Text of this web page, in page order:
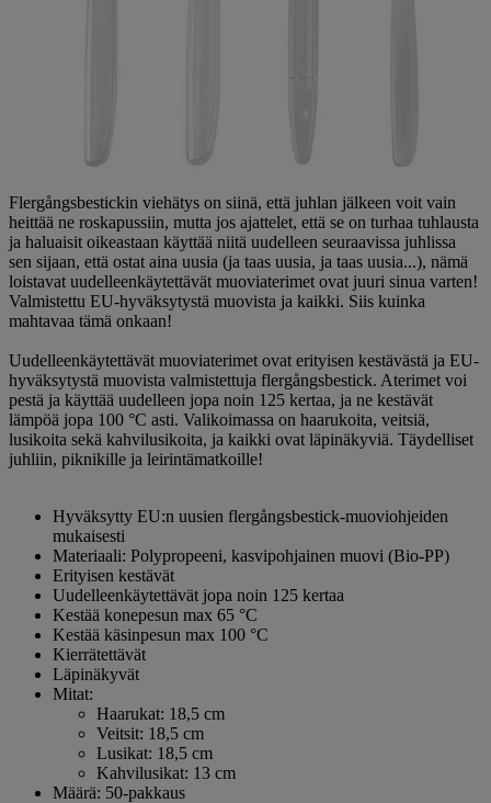
Flergångsbestickin viehätys on siinä, että juhlan jälkeen voit vain
heittää ne roskapussiin, mutta jos ajattelet, että se on turhaa tuhlausta
ja haluaisit oikeastaan käyttää niitä uudelleen seuraavissa juhlissa
sen sijaan, että ostat aina uusia (ja taas uusia, ja taas uusia...), nämä
loistavat uudelleenkäytettävät muoviaterimet ovat juuri sinua varten!
Valmistettu EU-hyväksytystä muovista ja kaikki. Siis kuinka
mahtavaa tämä onkaan!
Uudelleenkäytettävät muoviaterimet ovat erityisen kestävästä ja EU-
hyväksytystä muovista valmistettuja flergångsbestick. Aterimet voi
pestä ja käyttää uudelleen jopa noin 125 kertaa, ja ne kestävät
lämpöä jopa 100 °C asti. Valikoimassa on haarukoita, veitsiä,
lusikoita sekä kahvilusikoita, ja kaikki ovat läpinäkyviä. Täydelliset
juhliin, piknikille ja leirintämatkoille!
Hyväksytty EU:n uusien flergångsbestick-muoviohjeiden
mukaisesti
Materiaali: Polypropeeni, kasvipohjainen muovi (Bio-PP)
Erityisen kestävät
Uudelleenkäytettävät jopa noin 125 kertaa
Kestää konepesun max 65 °C
Kestää käsinpesun max 100 °C
Kierrätettävät
Läpinäkyvät
Mitat:
Haarukat: 18,5 cm
Veitsit: 18,5 cm
Lusikat: 18,5 cm
Kahvilusikat: 13 cm
Määrä: 50-pakkaus